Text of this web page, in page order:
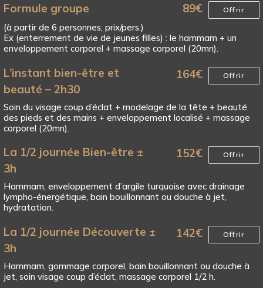
Formule groupe 89€ Offrir
(à partir de 6 personnes, prix/pers.)
Ex (enterrement de vie de jeunes filles) : le hammam + un
enveloppement corporel + massage corporel (20mn).
L’instant bien-être et
beauté – 2h30
164€ Offrir
Soin du visage coup d’éclat + modelage de la tête + beauté
des pieds et des mains + enveloppement localisé + massage
corporel (20mn).
La 1/2 journée Bien-être ±
3h
152€ Offrir
Hammam, enveloppement d’argile turquoise avec drainage
lympho-énergétique, bain bouillonnant ou douche à jet,
hydratation.
La 1/2 journée Découverte ±
3h
142€ Offrir
Hammam, gommage corporel, bain bouillonnant ou douche à
jet, soin visage coup d’éclat, massage corporel 1/2 h.